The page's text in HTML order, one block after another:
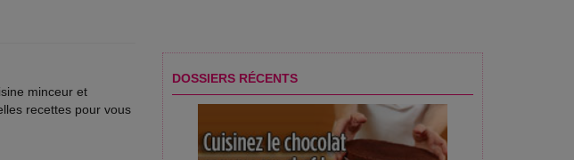
minceur et
recettes pour vous
DOSSIERS RÉCENTS